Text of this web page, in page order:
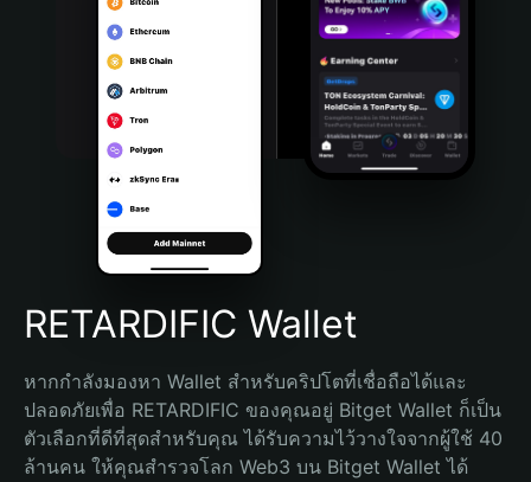
Português (Portugal)
Bahasa Indonesia
Português (Brasil)
Español (Argentina)
RETARDIFIC Wallet
หากกำลังมองหา Wallet สำหรับคริปโตที่เชื่อถือได้และ
ปลอดภัยเพื่อ RETARDIFIC ของคุณอยู่ Bitget Wallet ก็เป็น
ตัวเลือกที่ดีที่สุดสำหรับคุณ ได้รับความไว้วางใจจากผู้ใช้ 40
ล้านคน ให้คุณสำรวจโลก Web3 บน Bitget Wallet ได้